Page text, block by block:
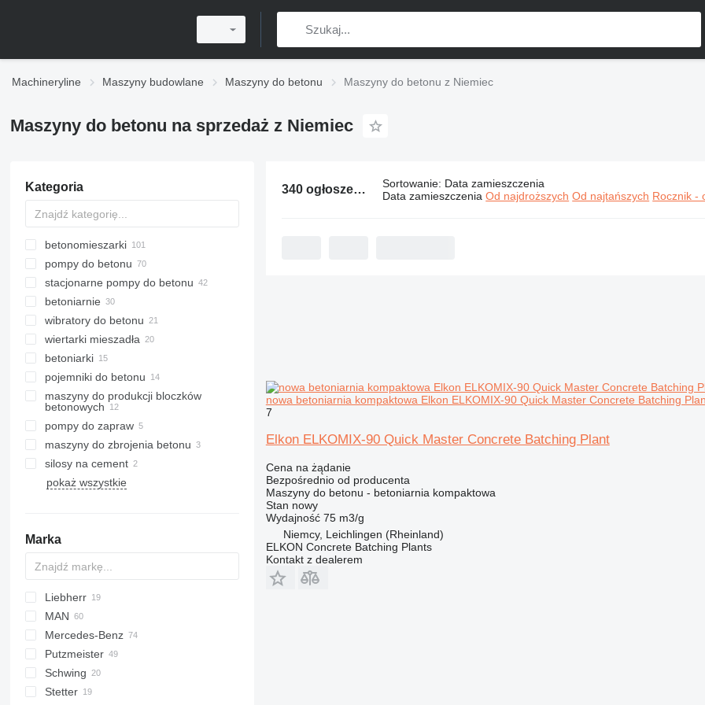
Machineryline Maszyny budowlane Maszyny do betonu Maszyny do betonu z Niemiec
Maszyny do betonu na sprzedaż z Niemiec
Kategoria
betonomieszarki
pompy do betonu
stacjonarne pompy do betonu
betoniarnie
betoniarnie mobilne
betoniarnie stacjonarne
betoniarnie kompaktowe
wibratory do betonu
wiertarki mieszadła
betoniarki
pojemniki do betonu
maszyny do produkcji bloczków
betonowych
pompy do zapraw
maszyny do zbrojenia betonu
silosy na cement
pokaż wszystkie
Marka
FHS
CF
F-series
ESM
Compact
Turbomix
Eurotrakker
Trakker
Liebherr
HTM
MAN
TGA
TGM
TGS
Mercedes-Benz
Actros
Arocs
S-Class
DBM
Putzmeister
BSA
M-series
C-series
K-series
P-series
Schwing
SP
Stetter
340 ogłoszeń nowych i używanych maszyn: Maszyny do betonu z
Sortowanie: Data zamieszczenia
Data zamieszczenia Od najdroższych Od najtańszych Rocznik -
nowa betoniarnia kompaktowa Elkon ELKOMIX-90 Quick Master Concrete Batching
7
Elkon ELKOMIX-90 Quick Master Concrete Batching Plant
Cena na żądanie
Bezpośrednio od producenta
Maszyny do betonu - betoniarnia kompaktowa
Stan nowy
Wydajność 75 m3/g
Niemcy, Leichlingen (Rheinland)
ELKON Concrete Batching Plants
Kontakt z dealerem